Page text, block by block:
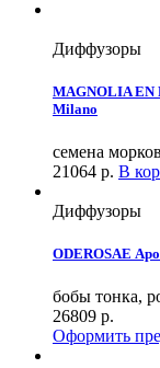
Диффузоры
MAGNOLIA EN
Milano
семена
21064 р. В
Диффузоры
ODEROSAE
бобы тонка,
26809 р.
Оформить